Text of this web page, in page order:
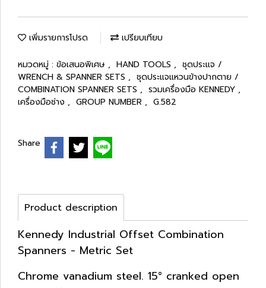
เพิ่มรายการโปรด เปรียบเทียบ
หมวดหมู่ : ข้อเสนอพิเศษ , HAND TOOLS , ชุดประแจ /
WRENCH & SPANNER SETS , ชุดประแจแหวนข้างปากตาย /
COMBINATION SPANNER SETS , รวมเครื่องมือ KENNEDY ,
เครื่องมือช่าง , GROUP NUMBER , G.582
Share
Product description
Kennedy Industrial Offset Combination
Spanners - Metric Set
Chrome vanadium steel. 15° cranked open